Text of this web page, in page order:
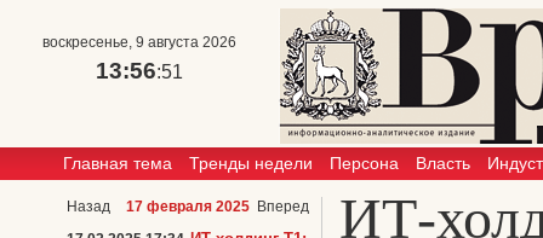
воскресенье, 9 августа 2026
13:56:51
Главная тема Тренды недели Персона Власть
ИТ-
Назад 17 февраля 2025 Вперед